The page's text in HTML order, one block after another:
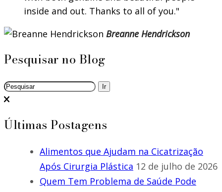
inside and out. Thanks to all of you.
Breanne Hendrickson
Pesquisar no Blog
Últimas Postagens
Alimentos que Ajudam na Cicatrização
Após Cirurgia Plástica 12 de julho de 2026
Quem Tem Problema de Saúde Pode